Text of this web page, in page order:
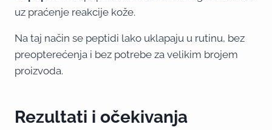
uz praćenje reakcije kože.
Na taj način se peptidi lako uklapaju u rutinu, bez
preopterećenja i bez potrebe za velikim brojem
proizvoda.
Rezultati i očekivanja